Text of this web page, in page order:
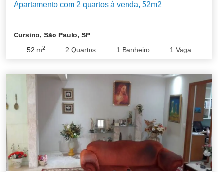
Apartamento com 2 quartos à venda, 52m2
Cursino, São Paulo, SP
52 m2 2 Quartos 1 Banheiro 1 Vaga